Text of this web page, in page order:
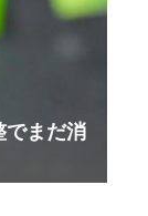
でまだ消